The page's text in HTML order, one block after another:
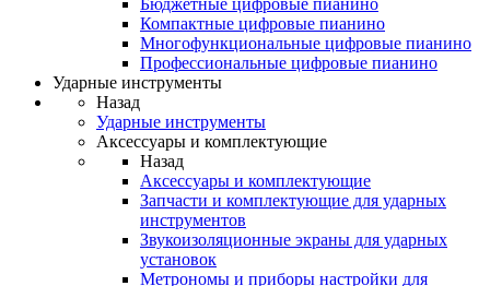
Бюджетные цифровые пианино
Компактные цифровые пианино
Многофункциональные цифровые пианино
Профессиональные цифровые пианино
Ударные инструменты
Назад
Ударные инструменты
Аксессуары и комплектующие
Назад
Аксессуары и комплектующие
Запчасти и комплектующие для ударных
инструментов
Звукоизоляционные экраны для ударных
установок
Метрономы и приборы настройки для